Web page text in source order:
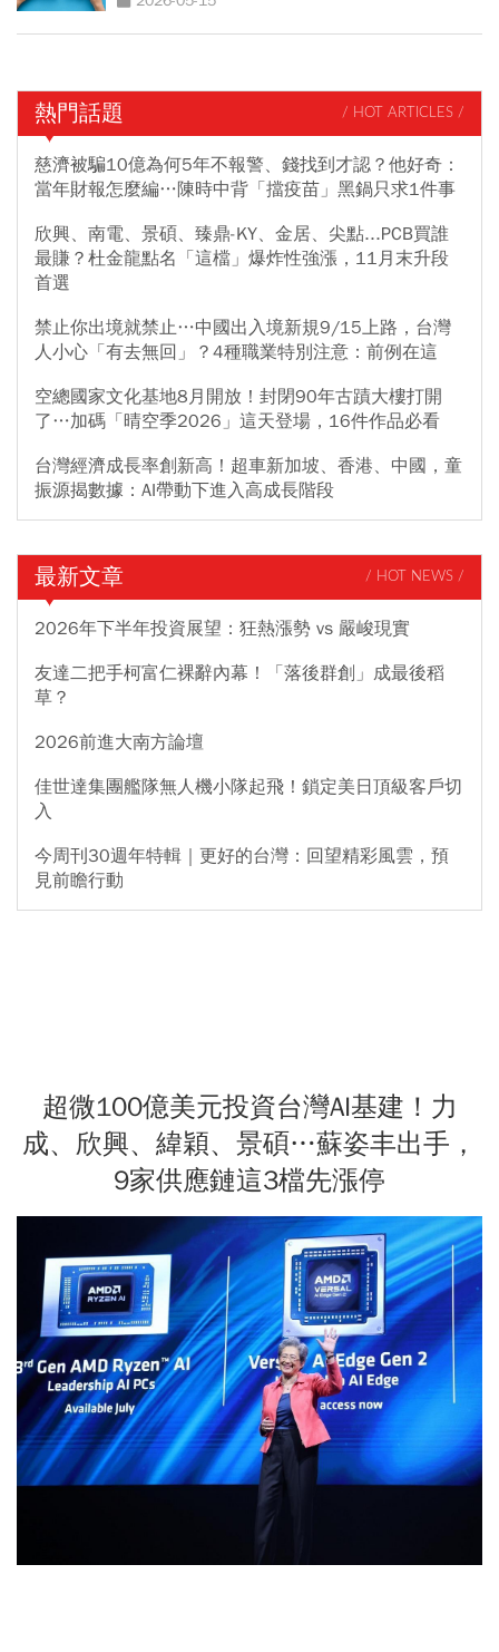
熱門話題 / HOT ARTICLES /
慈濟被騙10億為何5年不報警、錢找到才認？他好奇：
當年財報怎麼編…陳時中背「擋疫苗」黑鍋只求1件事
欣興、南電、景碩、臻鼎-KY、金居、尖點...PCB買誰
最賺？杜金龍點名「這檔」爆炸性強漲，11月末升段
首選
禁止你出境就禁止…中國出入境新規9/15上路，台灣
人小心「有去無回」？4種職業特別注意：前例在這
空總國家文化基地8月開放！封閉90年古蹟大樓打開
了…加碼「晴空季2026」這天登場，16件作品必看
台灣經濟成長率創新高！超車新加坡、香港、中國，童
振源揭數據：AI帶動下進入高成長階段
最新文章 / HOT NEWS /
2026年下半年投資展望：狂熱漲勢 vs 嚴峻現實
友達二把手柯富仁裸辭內幕！「落後群創」成最後稻
草？
2026前進大南方論壇
佳世達集團艦隊無人機小隊起飛！鎖定美日頂級客戶切
入
今周刊30週年特輯｜更好的台灣：回望精彩風雲，預
見前瞻行動
超微100億美元投資台灣AI基建！力
成、欣興、緯穎、景碩…蘇姿丰出手，
9家供應鏈這3檔先漲停